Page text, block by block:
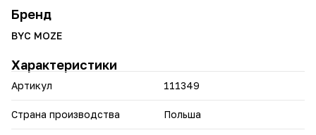
офиса и вечерних выходов, легко адаптируясь к разным
ситуациям и настроениям.
• Стойкость: насыщенная парфюмерная формула
обеспечивает долгое звучание, раскрываясь на коже
цветочным нотам.
• Узнаваемость: уникальный характер аромата делает его
ярким и отличающимся от массовых парфюмерных
Позвольте аромату "Быть может... Нью-Йорк" стать
Бренд
BYC MOZE
Характеристики
Артикул 111349
Страна производства Польша